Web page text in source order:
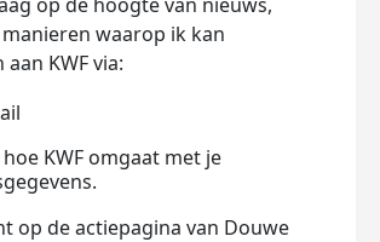
waarop ik kan
KWF via:
hoe KWF omgaat met je
op de actiepagina van Douwe